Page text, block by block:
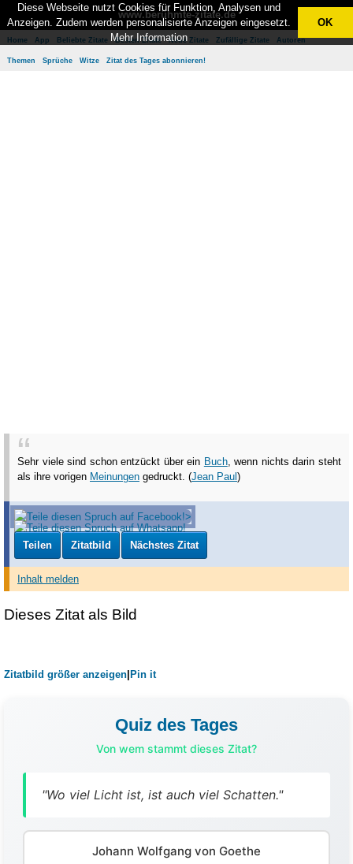
www.berühmte-zitate.de
Home App Beliebte Zitate Besten Zitate Neue Zitate Zufällige Zitate Autoren
Themen Sprüche Witze Zitat des Tages abonnieren!
Sehr viele sind schon entzückt über ein Buch, wenn nichts darin steht
als ihre vorigen Meinungen gedruckt. (Jean Paul )
Teilen Zitatbild Nächstes Zitat
Inhalt melden
Dieses Zitat als Bild
Zitatbild größer anzeigen Pin it
Quiz des Tages
Von wem stammt dieses Zitat?
"Wo viel Licht ist, ist auch viel Schatten."
Johann Wolfgang von Goethe
Diese Webseite nutzt Cookies für Funktion, Analysen und
Anzeigen. Zudem werden personalisierte Anzeigen eingesetzt.
Mehr Information
OK